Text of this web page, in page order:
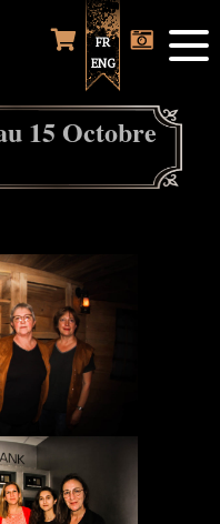
FR
ENG
15 Octobre